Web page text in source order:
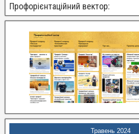
Профорієнтаційний вектор:
Травень 2024